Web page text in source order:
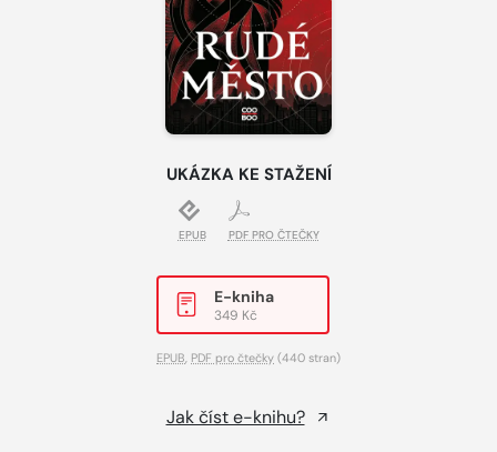
UKÁZKA KE STAŽENÍ
EPUB PDF PRO ČTEČKY
E-kniha
349 Kč
EPUB, PDF pro čtečky (440 stran)
Jak číst e-knihu?